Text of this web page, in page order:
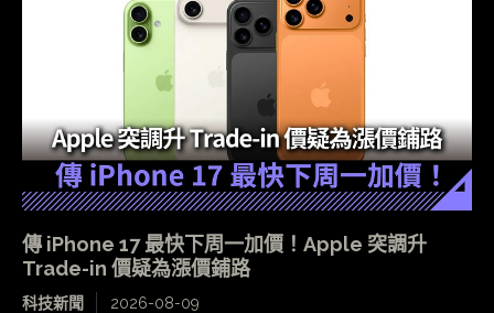
傳 iPhone 17 最快下周一加價！Apple 突調升
Trade-in 價疑為漲價鋪路
科技新聞 2026-08-09